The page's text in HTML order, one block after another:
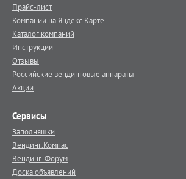
Прайс-лист
Компании на Яндекс.Карте
Каталог компаний
Инструкции
Отзывы
Российские вендинговые аппараты
Акции
Сервисы
Заполняшки
Вендинг.Компас
Вендинг-Форум
Доска объявлений